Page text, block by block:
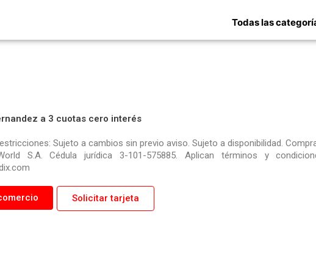
Todas las
a 3 cuotas cero interés
Sujeto a cambios sin previo aviso. Sujeto a disponibilidad.
S.A. Cédula jurídica 3-101-575885. Aplican términos y
Solicitar tarjeta